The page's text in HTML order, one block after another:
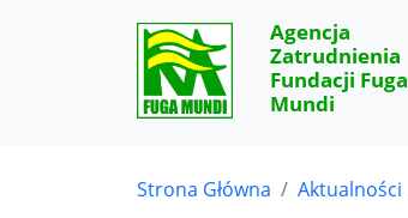
Agencja
Zatrudnienia
Fundacji Fuga
Mundi
Strona Główna Aktualności